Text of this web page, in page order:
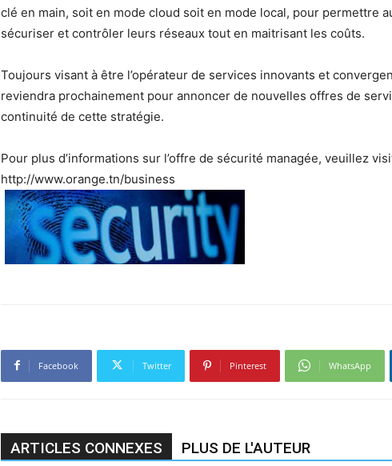
clé en main, soit en mode cloud soit en mode local, pour permettre
sécuriser et contrôler leurs réseaux tout en maitrisant les coûts.
Toujours visant à être l’opérateur de services innovants et
reviendra prochainement pour annoncer de nouvelles offres de
continuité de cette stratégie.
Pour plus d’informations sur l’offre de sécurité managée, veuillez
http://www.orange.tn/business
Facebook Twitter Pinterest WhatsApp
ARTICLES CONNEXES PLUS DE L'AUTEUR